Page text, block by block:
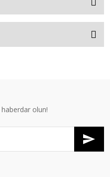
olun!